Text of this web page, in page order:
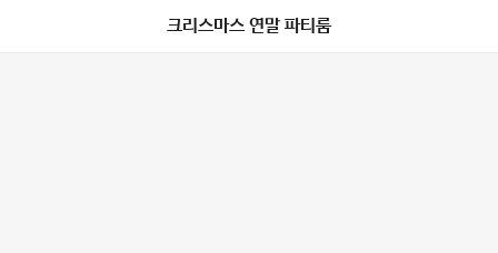
크리스마스 연말 파티룸